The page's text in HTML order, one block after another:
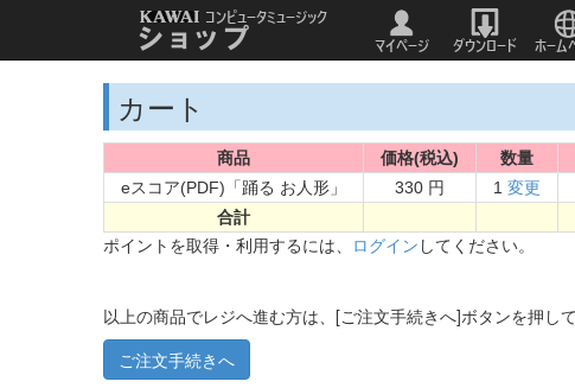
カート
商品 価格(税込) 数量
eスコア(PDF)「踊る お人形」
330 円 1 変更
合計
ポイントを取得・利用するには、 ログイン してください。
以上の商品でレジへ進む方は、[ご注文手続きへ]ボタンを押して